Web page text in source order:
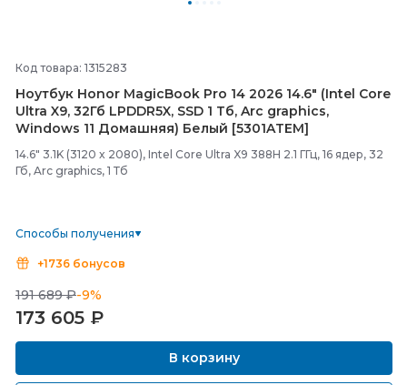
Код товара: 1315283
Ноутбук Honor MagicBook Pro 14 2026 14.6" (Intel Core
Ultra X9, 32Гб LPDDR5X, SSD 1 Тб, Arc graphics,
Windows 11 Домашняя) Белый [5301ATEM]
14.6" 3.1K (3120 x 2080), Intel Core Ultra X9 388H 2.1 ГГц, 16 ядер, 32
Гб, Arc graphics, 1 Тб
Способы получения
+1736 бонусов
191 689 ₽-9%
173 605 ₽
В корзину